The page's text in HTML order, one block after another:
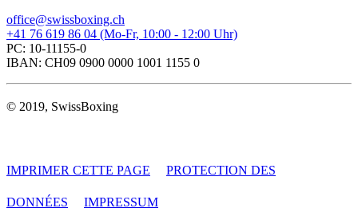
office@swissboxing.ch
+41 76 619 86 04 (Mo-Fr, 10:00 - 12:00 Uhr)
PC: 10-11155-0
IBAN: CH09 0900 0000 1001 1155 0
© 2019, SwissBoxing
IMPRIMER CETTE PAGE PROTECTION DES
DONNÉES IMPRESSUM